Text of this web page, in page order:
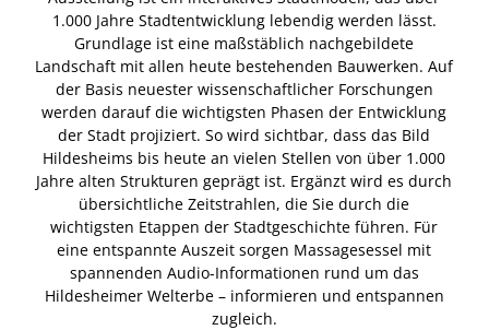
1.000 Jahre Stadtentwicklung lebendig werden lässt.
Grundlage ist eine maßstäblich nachgebildete
Landschaft mit allen heute bestehenden Bauwerken. Auf
der Basis neuester wissenschaftlicher Forschungen
werden darauf die wichtigsten Phasen der Entwicklung
der Stadt projiziert. So wird sichtbar, dass das Bild
Hildesheims bis heute an vielen Stellen von über 1.000
Jahre alten Strukturen geprägt ist. Ergänzt wird es durch
übersichtliche Zeitstrahlen, die Sie durch die
wichtigsten Etappen der Stadtgeschichte führen. Für
eine entspannte Auszeit sorgen Massagesessel mit
spannenden Audio-Informationen rund um das
Hildesheimer Welterbe – informieren und entspannen
zugleich.